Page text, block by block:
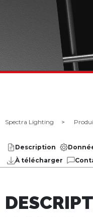
Spectra Lighting
Description
À télécharger